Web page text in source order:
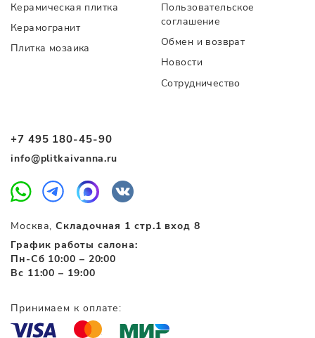
+7 495 180-45-90
info@plitkaivanna.ru
Москва,Складочная 1 стр.1 вход 8
График работы салона:
Пн-Сб 10:00 – 20:00
Вс 11:00 – 19:00
Керамическая плитка
Керамогранит
Плитка мозаика
Пользовательское
соглашение
Обмен и возврат
Новости
Сотрудничество
Принимаем к оплате: